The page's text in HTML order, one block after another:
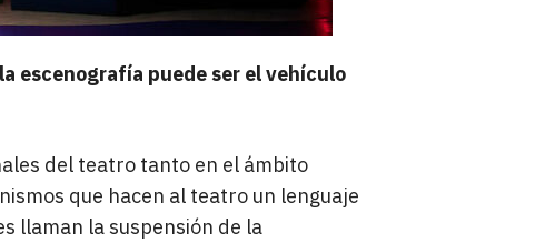
escenografía puede ser el vehículo
del teatro tanto en el ámbito
que hacen al teatro un lenguaje
llaman la suspensión de la